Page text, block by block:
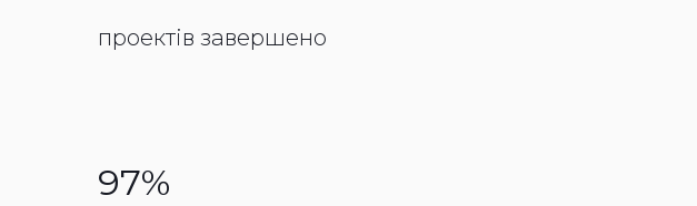
проектів завершено
97%